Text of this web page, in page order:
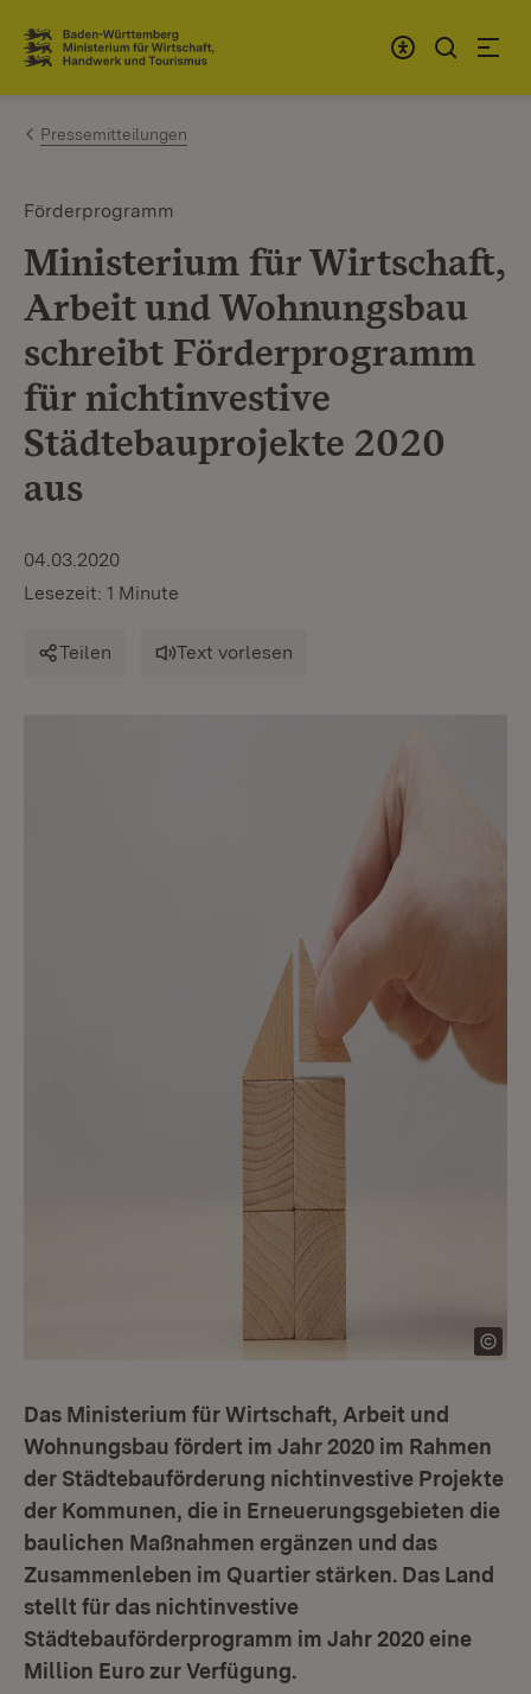
Zum Inhalt springen
Link zur Startseite
Pressemitteilungen
Förderprogramm
Ministerium für Wirtschaft,
Arbeit und Wohnungsbau
schreibt Förderprogramm
für nichtinvestive
Städtebauprojekte 2020
aus
04.03.2020
Lesezeit: 1 Minute
Teilen Text vorlesen
Das Ministerium für Wirtschaft, Arbeit und
Wohnungsbau fördert im Jahr 2020 im Rahmen
der Städtebauförderung nichtinvestive Projekte
der Kommunen, die in Erneuerungsgebieten die
baulichen Maßnahmen ergänzen und das
Zusammenleben im Quartier stärken. Das Land
stellt für das nichtinvestive
Städtebauförderprogramm im Jahr 2020 eine
Million Euro zur Verfügung.